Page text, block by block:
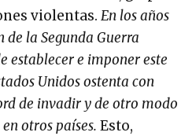
violentas. En los años
de la Segunda Guerra
establecer e imponer este
Unidos ostenta con
de invadir y de otro modo
otros países. Esto,